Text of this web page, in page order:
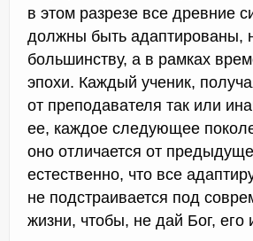
в этом разрезе все древние
должны быть адаптированы,
большинству, а в рамках
эпохи. Каждый ученик,
от преподавателя так или
ее, каждое следующее
оно отличается от
естественно, что все
не подстраивается под
жизни, чтобы, не дай Бог, его